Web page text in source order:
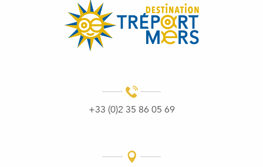
+33 (0)2 35 86 05 69